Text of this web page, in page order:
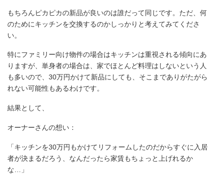
もちろんピカピカの新品が良いのは誰だって同じです。ただ、何
のためにキッチンを交換するのかしっかりと考えてみてくださ
い。
特にファミリー向け物件の場合はキッチンは重視される傾向にあ
りますが、単身者の場合は、家でほとんど料理はしないという人
も多いので、30万円かけて新品にしても、そこまでありがたがら
れない可能性もあるわけです。
結果として、
オーナーさんの想い：
「キッチンを30万円もかけてリフォームしたのだからすぐに入居
者が決まるだろう、なんだったら家賃もちょっと上げれるか
な…」